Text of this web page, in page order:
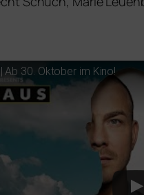
Ab 30. Oktober im Kino!